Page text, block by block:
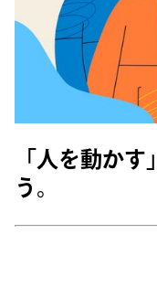
「人を動か
う。